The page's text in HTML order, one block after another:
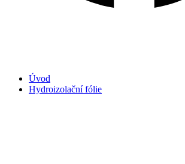
Úvod
Hydroizolační fólie